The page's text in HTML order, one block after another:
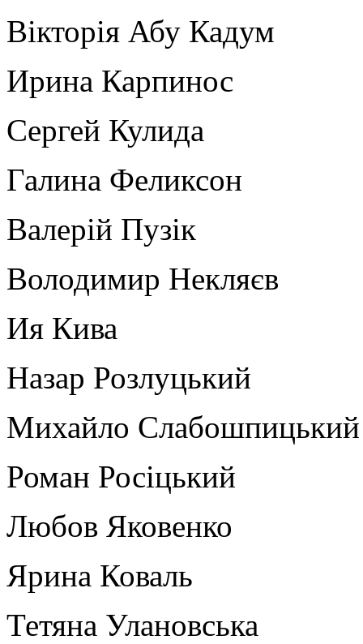
Вікторія Абу Кадум
Ирина Карпинос
Сергей Кулида
Галина Феликсон
Валерій Пузік
Володимир Некляєв
Ия Кива
Назар Розлуцький
Михайло Слабошпицький
Роман Росіцький
Любов Яковенко
Ярина Коваль
Тетяна Улановська